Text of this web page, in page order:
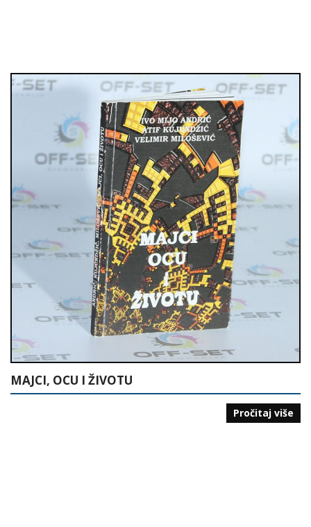
MAJCI, OCU I ŽIVOTU
Pročitaj više